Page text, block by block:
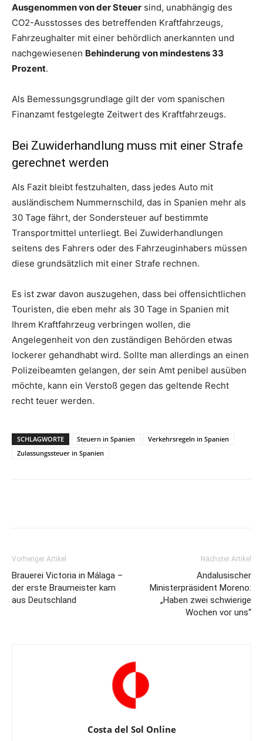
Ausgenommen von der Steuer sind, unabhängig des
CO2-Ausstosses des betreffenden Kraftfahrzeugs,
Fahrzeughalter mit einer behördlich anerkannten und
nachgewiesenen Behinderung von mindestens 33
Prozent.
Als Bemessungsgrundlage gilt der vom spanischen
Finanzamt festgelegte Zeitwert des Kraftfahrzeugs.
Bei Zuwiderhandlung muss mit einer Strafe
gerechnet werden
Als Fazit bleibt festzuhalten, dass jedes Auto mit
ausländischem Nummernschild, das in Spanien mehr als
30 Tage fährt, der Sondersteuer auf bestimmte
Transportmittel unterliegt. Bei Zuwiderhandlungen
seitens des Fahrers oder des Fahrzeuginhabers müssen
diese grundsätzlich mit einer Strafe rechnen.
Es ist zwar davon auszugehen, dass bei offensichtlichen
Touristen, die eben mehr als 30 Tage in Spanien mit
Ihrem Kraftfahrzeug verbringen wollen, die
Angelegenheit von den zuständigen Behörden etwas
lockerer gehandhabt wird. Sollte man allerdings an einen
Polizeibeamten gelangen, der sein Amt penibel ausüben
möchte, kann ein Verstoß gegen das geltende Recht
recht teuer werden.
SCHLAGWORTE Steuern in Spanien
Verkehrsregeln in Spanien
Zulassungssteuer in Spanien
Vorheriger Artikel
Brauerei Victoria in Málaga –
der erste Braumeister kam
aus Deutschland
Nächster Artikel
Andalusischer
Ministerpräsident Moreno:
„Haben zwei schwierige
Wochen vor uns“
Costa del Sol Online